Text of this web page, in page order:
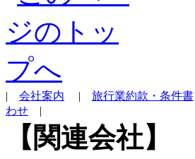
| 会社案内 | 旅行業約款・条件書
わせ |
【関連会社】